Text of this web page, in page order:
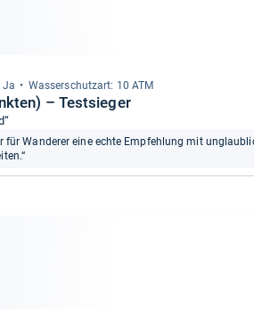
Ja Was­ser­schutz­art: 10 ATM
– Testsieger
für Wanderer eine echte Empfehlung mit